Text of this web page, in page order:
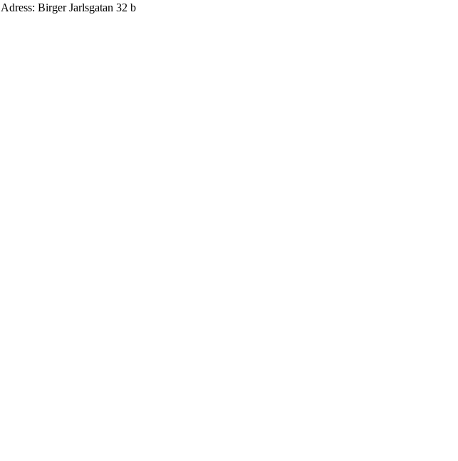
Adress: Birger Jarlsgatan 32 b